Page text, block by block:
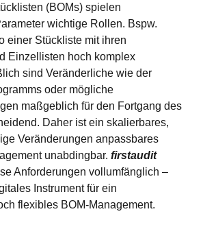
(BOMs) spielen
wichtige Rollen. Bspw.
einer Stückliste mit ihren
Einzellisten hoch komplex
sind Veränderliche wie der
oder mögliche
maßgeblich für den Fortgang des
Daher ist ein skalierbares,
Veränderungen anpassbares
unabdingbar. firstaudit
Anforderungen vollumfänglich –
Instrument für ein
flexibles BOM-Management.